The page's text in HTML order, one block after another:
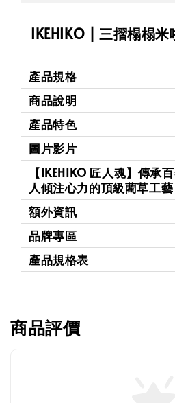
IKEHIKO | 三摺榻榻米
產品規格
商品說明
產品特色
圖片影片
【IKEHIKO 匠人魂】傳承
人傾注心力的頂級藺草工藝
額外資訊
品牌專區
產品規格表
商品評價